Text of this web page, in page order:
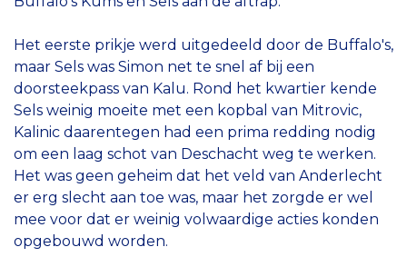
Het eerste prikje werd uitgedeeld door de Buffalo's,
maar Sels was Simon net te snel af bij een
doorsteekpass van Kalu. Rond het kwartier kende
Sels weinig moeite met een kopbal van Mitrovic,
Kalinic daarentegen had een prima redding nodig
om een laag schot van Deschacht weg te werken.
Het was geen geheim dat het veld van Anderlecht
er erg slecht aan toe was, maar het zorgde er wel
mee voor dat er weinig volwaardige acties konden
opgebouwd worden.